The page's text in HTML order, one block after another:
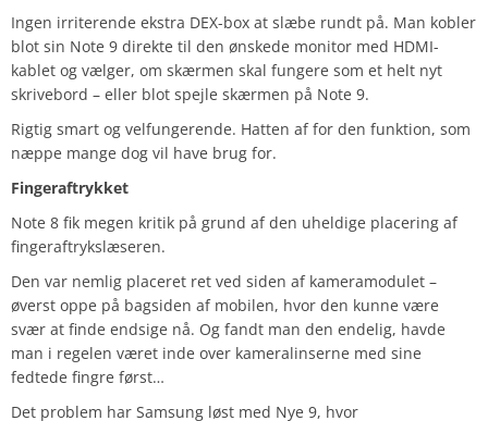
Ingen irriterende ekstra DEX-box at slæbe rundt på. Man kobler
blot sin Note 9 direkte til den ønskede monitor med HDMI-
kablet og vælger, om skærmen skal fungere som et helt nyt
skrivebord – eller blot spejle skærmen på Note 9.
Rigtig smart og velfungerende. Hatten af for den funktion, som
næppe mange dog vil have brug for.
Fingeraftrykket
Note 8 fik megen kritik på grund af den uheldige placering af
fingeraftrykslæseren.
Den var nemlig placeret ret ved siden af kameramodulet –
øverst oppe på bagsiden af mobilen, hvor den kunne være
svær at finde endsige nå. Og fandt man den endelig, havde
man i regelen været inde over kameralinserne med sine
fedtede fingre først…
Det problem har Samsung løst med Nye 9, hvor